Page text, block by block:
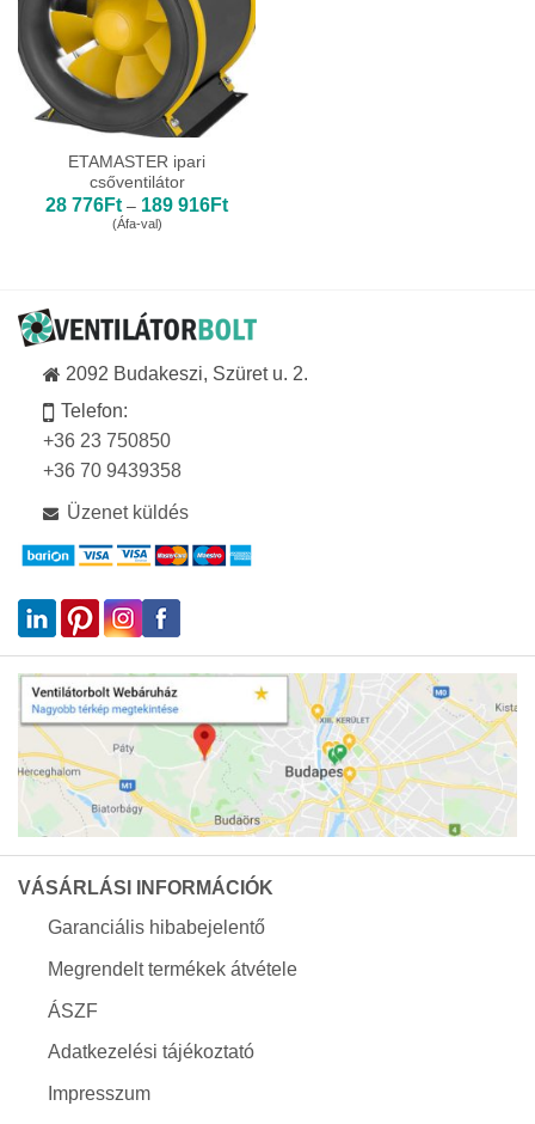
ETAMASTER ipari
csőventilátor
28 776Ft – 189 916FtÁrtartomány:
(Áfa-val)
2092 Budakeszi, Szüret u. 2.
Telefon:
+36 23 750850
+36 70 9439358
Üzenet küldés
VÁSÁRLÁSI INFORMÁCIÓK
Garanciális hibabejelentő
Megrendelt termékek átvétele
ÁSZF
Adatkezelési tájékoztató
Impresszum